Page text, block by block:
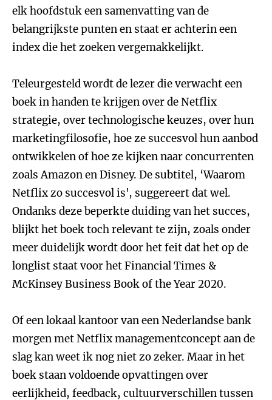
elk hoofdstuk een samenvatting van de
belangrijkste punten en staat er achterin een
index die het zoeken vergemakkelijkt.
Teleurgesteld wordt de lezer die verwacht een
boek in handen te krijgen over de Netflix
strategie, over technologische keuzes, over hun
marketingfilosofie, hoe ze succesvol hun aanbod
ontwikkelen of hoe ze kijken naar concurrenten
zoals Amazon en Disney. De subtitel, ‘Waarom
Netflix zo succesvol is', suggereert dat wel.
Ondanks deze beperkte duiding van het succes,
blijkt het boek toch relevant te zijn, zoals onder
meer duidelijk wordt door het feit dat het op de
longlist staat voor het Financial Times &
McKinsey Business Book of the Year 2020.
Of een lokaal kantoor van een Nederlandse bank
morgen met Netflix managementconcept aan de
slag kan weet ik nog niet zo zeker. Maar in het
boek staan voldoende opvattingen over
eerlijkheid, feedback, cultuurverschillen tussen